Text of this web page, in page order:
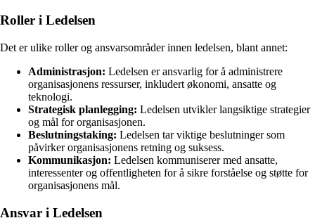
Roller i Ledelsen
Det er ulike roller og ansvarsområder innen ledelsen, blant annet:
Administrasjon: Ledelsen er ansvarlig for å administrere
organisasjonens ressurser, inkludert økonomi, ansatte og
teknologi.
Strategisk planlegging: Ledelsen utvikler langsiktige strategier
og mål for organisasjonen.
Beslutningstaking: Ledelsen tar viktige beslutninger som
påvirker organisasjonens retning og suksess.
Kommunikasjon: Ledelsen kommuniserer med ansatte,
interessenter og offentligheten for å sikre forståelse og støtte for
organisasjonens mål.
Ansvar i Ledelsen